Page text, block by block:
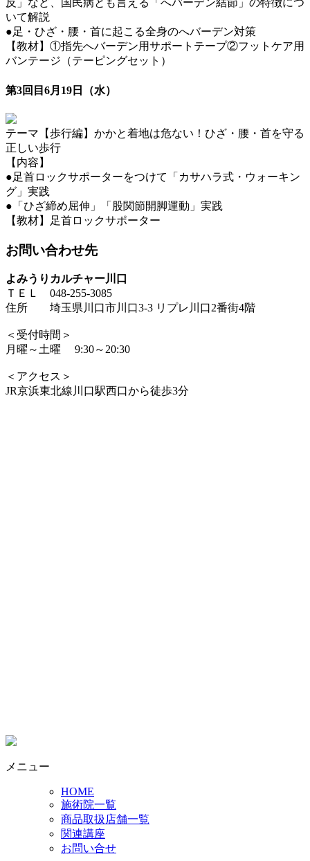
反」など、国民病とも言える「へバーデン結節」の特徴につ
いて解説
●足・ひざ・腰・首に起こる全身のへバーデン対策
【教材】①指先へバーデン用サポートテープ②フットケア用
バンテージ（テーピングセット）
第3回目6月19日（水）
テーマ【歩行編】かかと着地は危ない！ひざ・腰・首を守る
正しい歩行
【内容】
●足首ロックサポーターをつけて「カサハラ式・ウォーキン
グ」実践
●「ひざ締め屈伸」「股関節開脚運動」実践
【教材】足首ロックサポーター
お問い合わせ先
よみうりカルチャー川口
ＴＥＬ 048-255-3085
住所 埼玉県川口市川口3-3 リプレ川口2番街4階
＜受付時間＞
月曜～土曜 9:30～20:30
＜アクセス＞
JR京浜東北線川口駅西口から徒歩3分
メニュー
HOME
施術院一覧
商品取扱店舗一覧
関連講座
お問い合せ